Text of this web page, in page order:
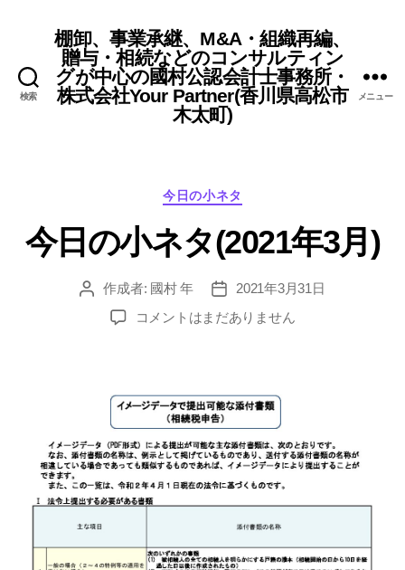
検索
棚卸、事業承継、M&A・組織再編、
贈与・相続などのコンサルティン
グが中心の國村公認会計士事務所・
株式会社Your Partner(香川県高松市
木太町)
メニュー
カ
ゴ
リ
今日の小ネタ
今日の小ネタ(2021年3月)
投
作成者: 國村 年
投
稿
日
2021年3月31日
今
ネ
年
月)
コメントはまだありません